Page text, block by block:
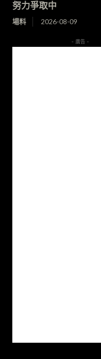
努力爭取中
場料 2026-08-09
- 廣告 -